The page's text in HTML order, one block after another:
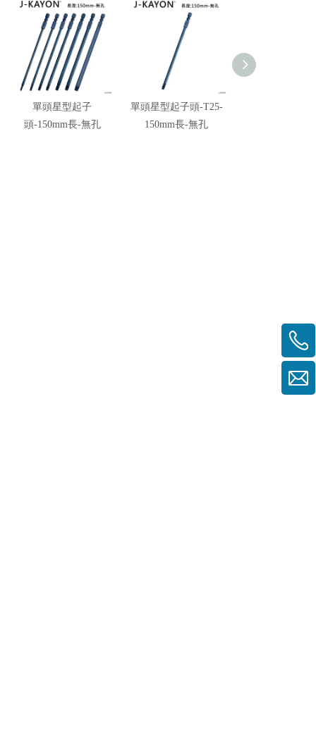
單頭星型起子
頭-150mm長-無孔
單頭星型起子頭-T25-
150mm長-無孔